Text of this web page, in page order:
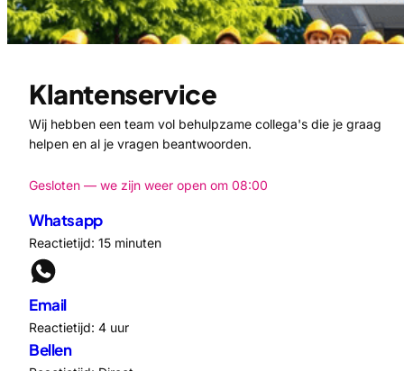
Klantenservice
Wij hebben een team vol behulpzame collega's die je graag
helpen en al je vragen beantwoorden.
Gesloten — we zijn weer open om 08:00
Whatsapp
Reactietijd: 15 minuten
Email
Reactietijd: 4 uur
Bellen